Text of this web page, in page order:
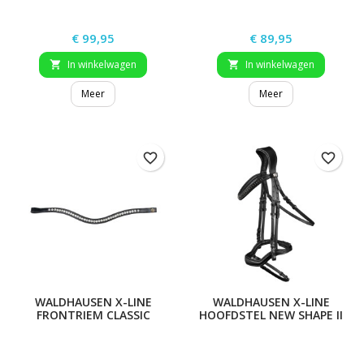
Prijs
€ 99,95
 In winkelwagen
Meer
Prijs
€ 89,95
 In winkelwagen
Meer
WALDHAUSEN X-LINE
FRONTRIEM CLASSIC
favorite_border
WALDHAUSEN X-LINE
HOOFDSTEL NEW SHAPE II
favorite_border